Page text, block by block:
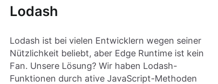
Lodash
Lodash ist bei vielen Entwicklern wegen seiner
Nützlichkeit beliebt, aber Edge Runtime ist kein
Fan. Unsere Lösung? Wir haben Lodash-
Funktionen durch ative JavaScript-Methoden